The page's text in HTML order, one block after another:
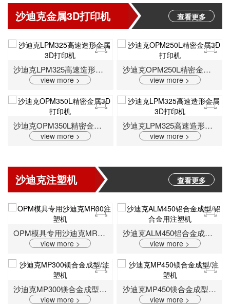
沙迪克金属3D打印机 查看更多
沙迪克LPM325高速造形金属3D打印机
view more >
沙迪克OPM250L精密金属3D打印机
view more >
沙迪克OPM350L精密金属3D打印机
view more >
沙迪克LPM325高速造形金属3D打印机
view more >
沙迪克注塑机 查看更多
OPM模具专用沙迪克MR30注塑机
view more >
沙迪克ALM450铝合金成型/铝合金用注塑机
view more >
沙迪克MP300镁合金成型/注塑机
view more >
沙迪克MP450镁合金成型/注塑机
view more >